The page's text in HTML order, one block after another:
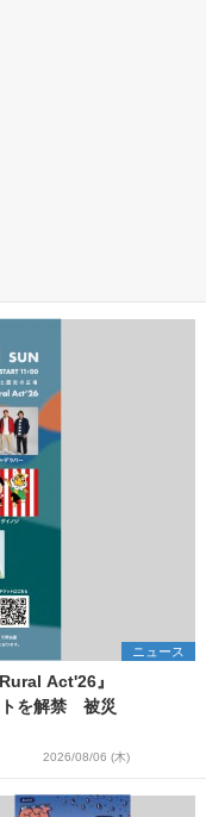
ニュース
Act'26』
トを解禁 被災
2026/08/06 (木)